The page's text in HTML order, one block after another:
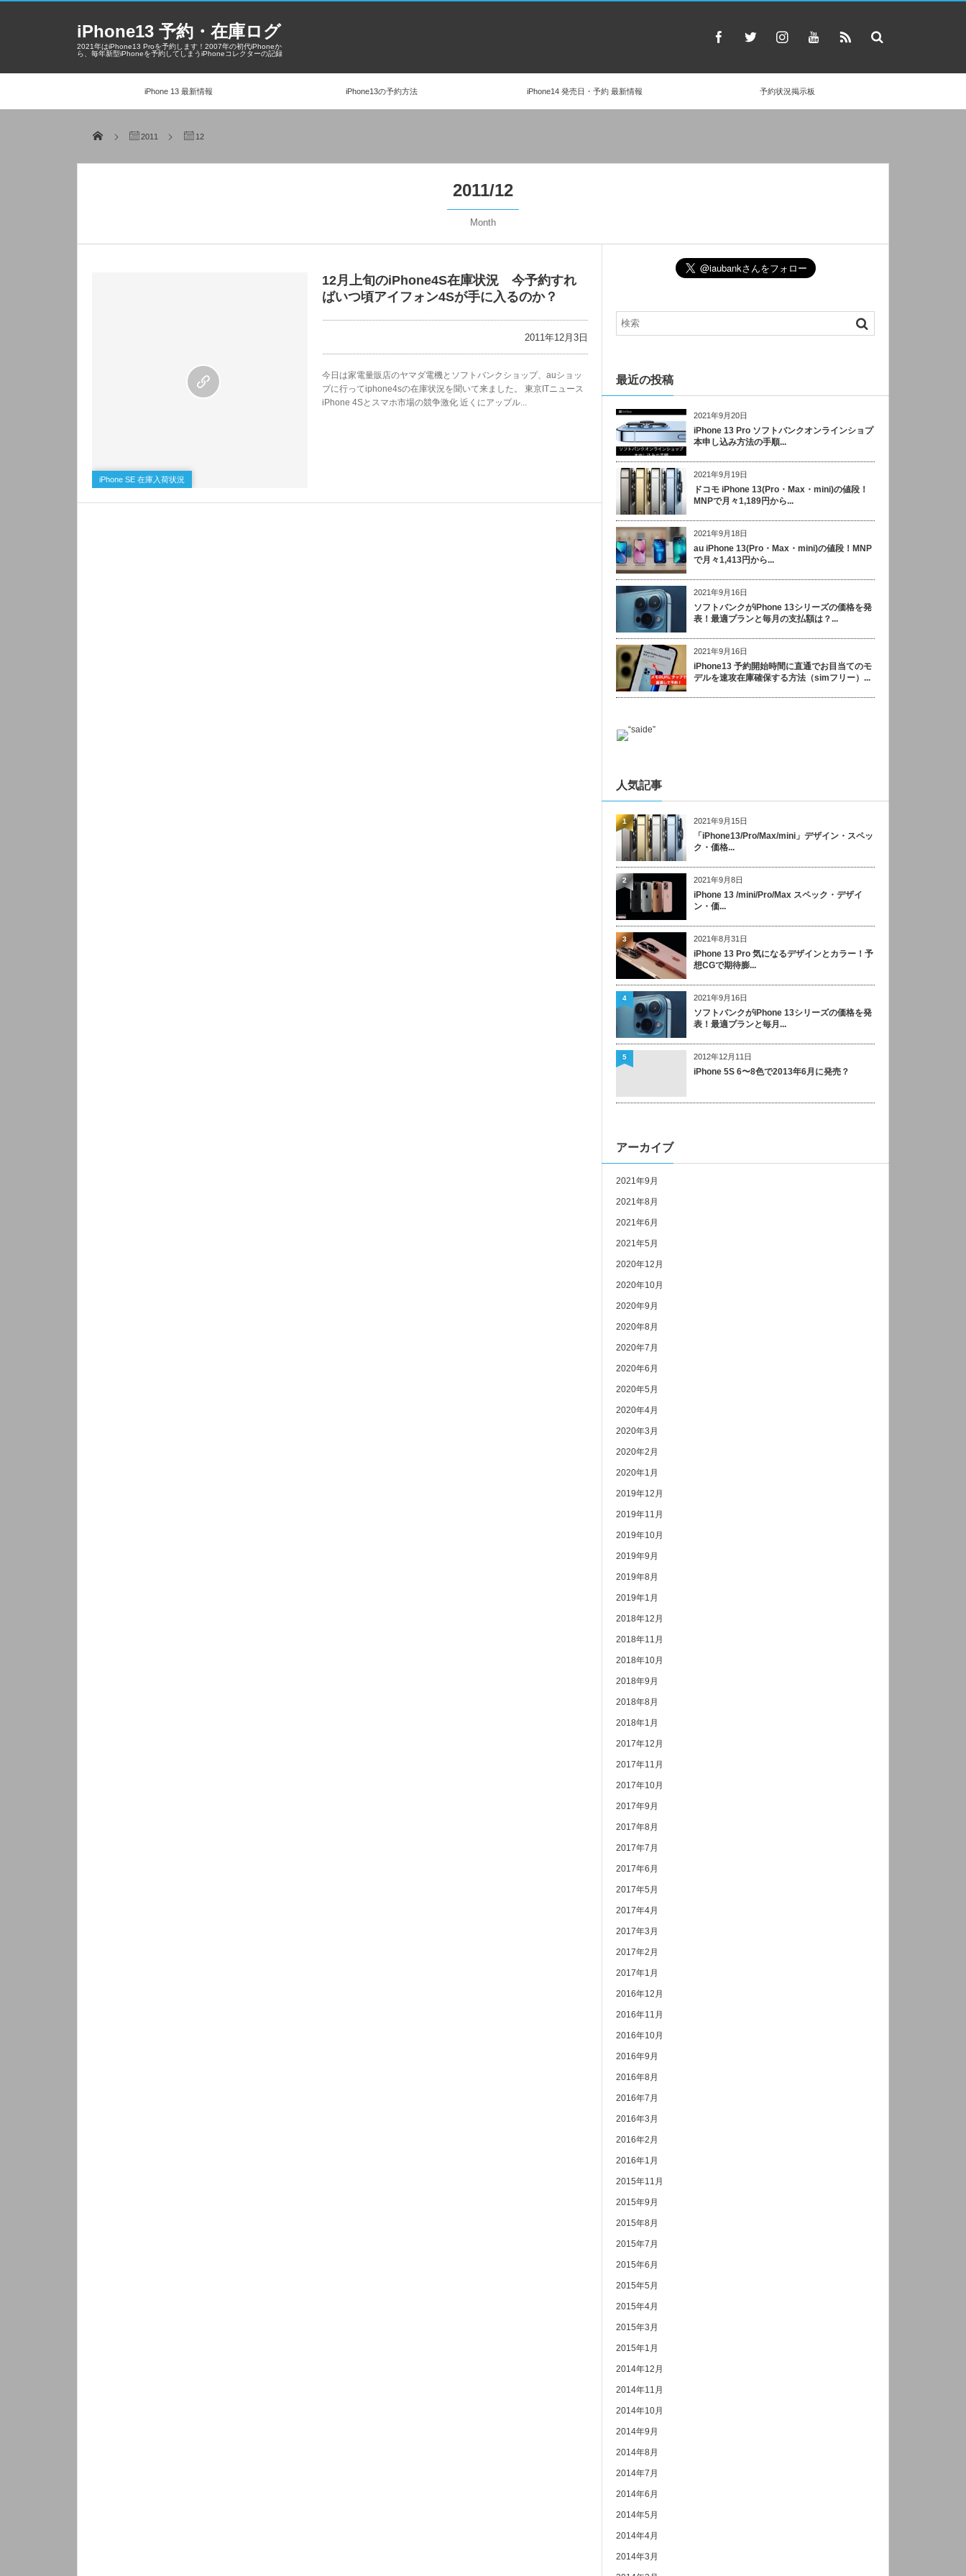
iPhone13 予約・在庫ログ
2021年はiPhone13 Proを予約します！2007年の初代iPhoneか
ら、毎年新型iPhoneを予約してしまうiPhoneコレクターの記録
iPhone 13 最新情報 iPhone13の予約方法 iPhone14 発売日・予約 最新情報 予約状況掲示板
2011 12
2011/12
Month
iPhone SE 在庫入荷状況
12月上旬のiPhone4S在庫状況 今予約すれ
ばいつ頃アイフォン4Sが手に入るのか？
2011年12月3日
今日は家電量販店のヤマダ電機とソフトバンクショップ、auショッ
プに行ってiphone4sの在庫状況を聞いて来ました。 ‪東京ITニュース
iPhone 4Sとスマホ市場の競争激化‬ 近くにアップル...
最近の投稿
2021年9月20日
iPhone 13 Pro ソフトバンクオンラインショプ
本申し込み方法の手順...
2021年9月19日
ドコモ iPhone 13(Pro・Max・mini)の値段！
MNPで月々1,189円から...
2021年9月18日
au iPhone 13(Pro・Max・mini)の値段！MNP
で月々1,413円から...
2021年9月16日
ソフトバンクがiPhone 13シリーズの価格を発
表！最適プランと毎月の支払額は？...
2021年9月16日
iPhone13 予約開始時間に直通でお目当てのモ
デルを速攻在庫確保する方法（simフリー）...
人気記事
2021年9月15日
「iPhone13/Pro/Max/mini」デザイン・スペッ
ク・価格...
1
2021年9月8日
iPhone 13 /mini/Pro/Max スペック・デザイ
ン・価...
2
2021年8月31日
iPhone 13 Pro 気になるデザインとカラー！予
想CGで期待膨...
3
2021年9月16日
ソフトバンクがiPhone 13シリーズの価格を発
表！最適プランと毎月...
4
2012年12月11日
iPhone 5S 6〜8色で2013年6月に発売？
5
アーカイブ
2021年9月
2021年8月
2021年6月
2021年5月
2020年12月
2020年10月
2020年9月
2020年8月
2020年7月
2020年6月
2020年5月
2020年4月
2020年3月
2020年2月
2020年1月
2019年12月
2019年11月
2019年10月
2019年9月
2019年8月
2019年1月
2018年12月
2018年11月
2018年10月
2018年9月
2018年8月
2018年1月
2017年12月
2017年11月
2017年10月
2017年9月
2017年8月
2017年7月
2017年6月
2017年5月
2017年4月
2017年3月
2017年2月
2017年1月
2016年12月
2016年11月
2016年10月
2016年9月
2016年8月
2016年7月
2016年3月
2016年2月
2016年1月
2015年11月
2015年9月
2015年8月
2015年7月
2015年6月
2015年5月
2015年4月
2015年3月
2015年1月
2014年12月
2014年11月
2014年10月
2014年9月
2014年8月
2014年7月
2014年6月
2014年5月
2014年4月
2014年3月